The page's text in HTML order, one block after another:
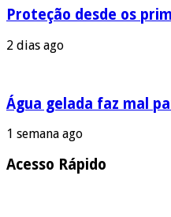
Proteção desde os
2 dias ago
Água gelada faz mal
1 semana ago
Acesso Rápido